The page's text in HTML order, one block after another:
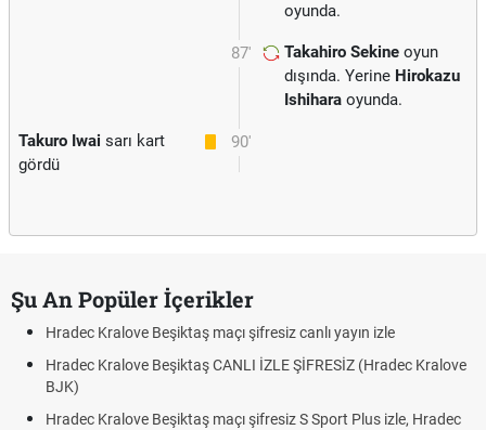
oyunda.
87' Takahiro Sekine oyun
dışında. Yerine Hirokazu
Ishihara oyunda.
90'
Takuro Iwai sarı kart
gördü
Şu An Popüler İçerikler
Hradec Kralove Beşiktaş maçı şifresiz canlı yayın izle
Hradec Kralove Beşiktaş CANLI İZLE ŞİFRESİZ (Hradec Kralove
BJK)
Hradec Kralove Beşiktaş maçı şifresiz S Sport Plus izle, Hradec